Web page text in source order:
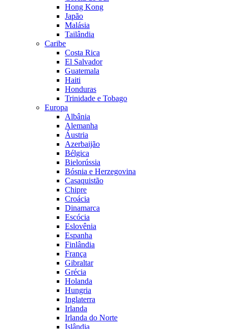
Hong Kong
Japão
Malásia
Tailândia
Caribe
Costa Rica
El Salvador
Guatemala
Haiti
Honduras
Trinidade e Tobago
Europa
Albânia
Alemanha
Áustria
Azerbaijão
Bélgica
Bielorússia
Bósnia e Herzegovina
Casaquistão
Chipre
Croácia
Dinamarca
Escócia
Eslovênia
Espanha
Finlândia
França
Gibraltar
Grécia
Holanda
Hungria
Inglaterra
Irlanda
Irlanda do Norte
Islândia